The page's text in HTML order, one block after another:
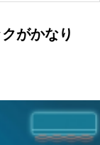
がかなり